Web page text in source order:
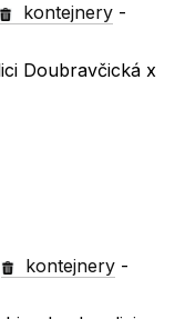
kontejnery -
Doubravčická x
kontejnery -